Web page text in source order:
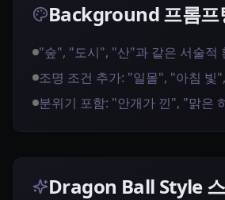
Background 프롬프
"숲", "도시", "산"과 같은 서술적
조명 조건 추가: "일몰", "아침 빛
분위기 포함: "안개가 낀", "맑은
Dragon Ball Style